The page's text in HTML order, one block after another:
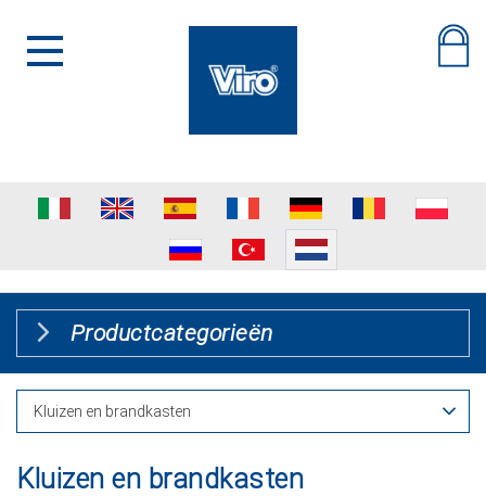
Productcategorieën
Kluizen en brandkasten